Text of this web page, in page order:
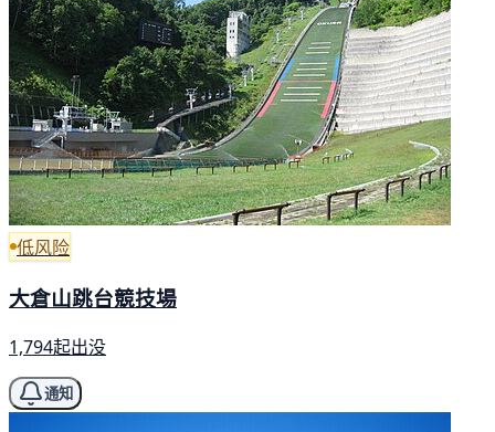
低风险
大倉山跳台競技場
1,794起出没
通知